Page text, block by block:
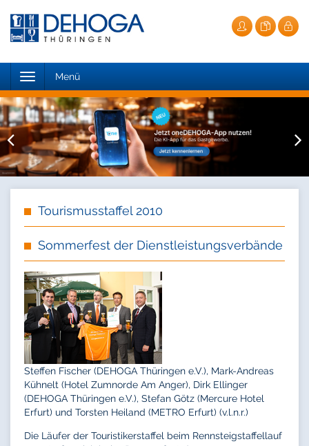
Toggle
navigation
Menü
Tourismusstaffel 2010
Sommerfest der Dienstleistungsverbände
Steffen Fischer (DEHOGA Thüringen e.V.), Mark-Andreas
Kühnelt (Hotel Zumnorde Am Anger), Dirk Ellinger
(DEHOGA Thüringen e.V.), Stefan Götz (Mercure Hotel
Erfurt) und Torsten Heiland (METRO Erfurt) (v.l.n.r.)
Die Läufer der Touristikerstaffel beim Rennsteigstaffellauf